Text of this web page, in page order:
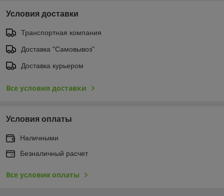
Условия доставки
Транспортная компания
Доставка "Самовывоз"
Доставка курьером
Все условия доставки
Условия оплаты
Наличными
Безналичный расчет
Все условия оплаты